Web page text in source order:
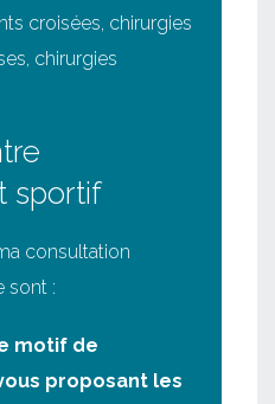
croisées, chirurgies
chirurgies
sportif
consultation
sont :
motif de
proposant les